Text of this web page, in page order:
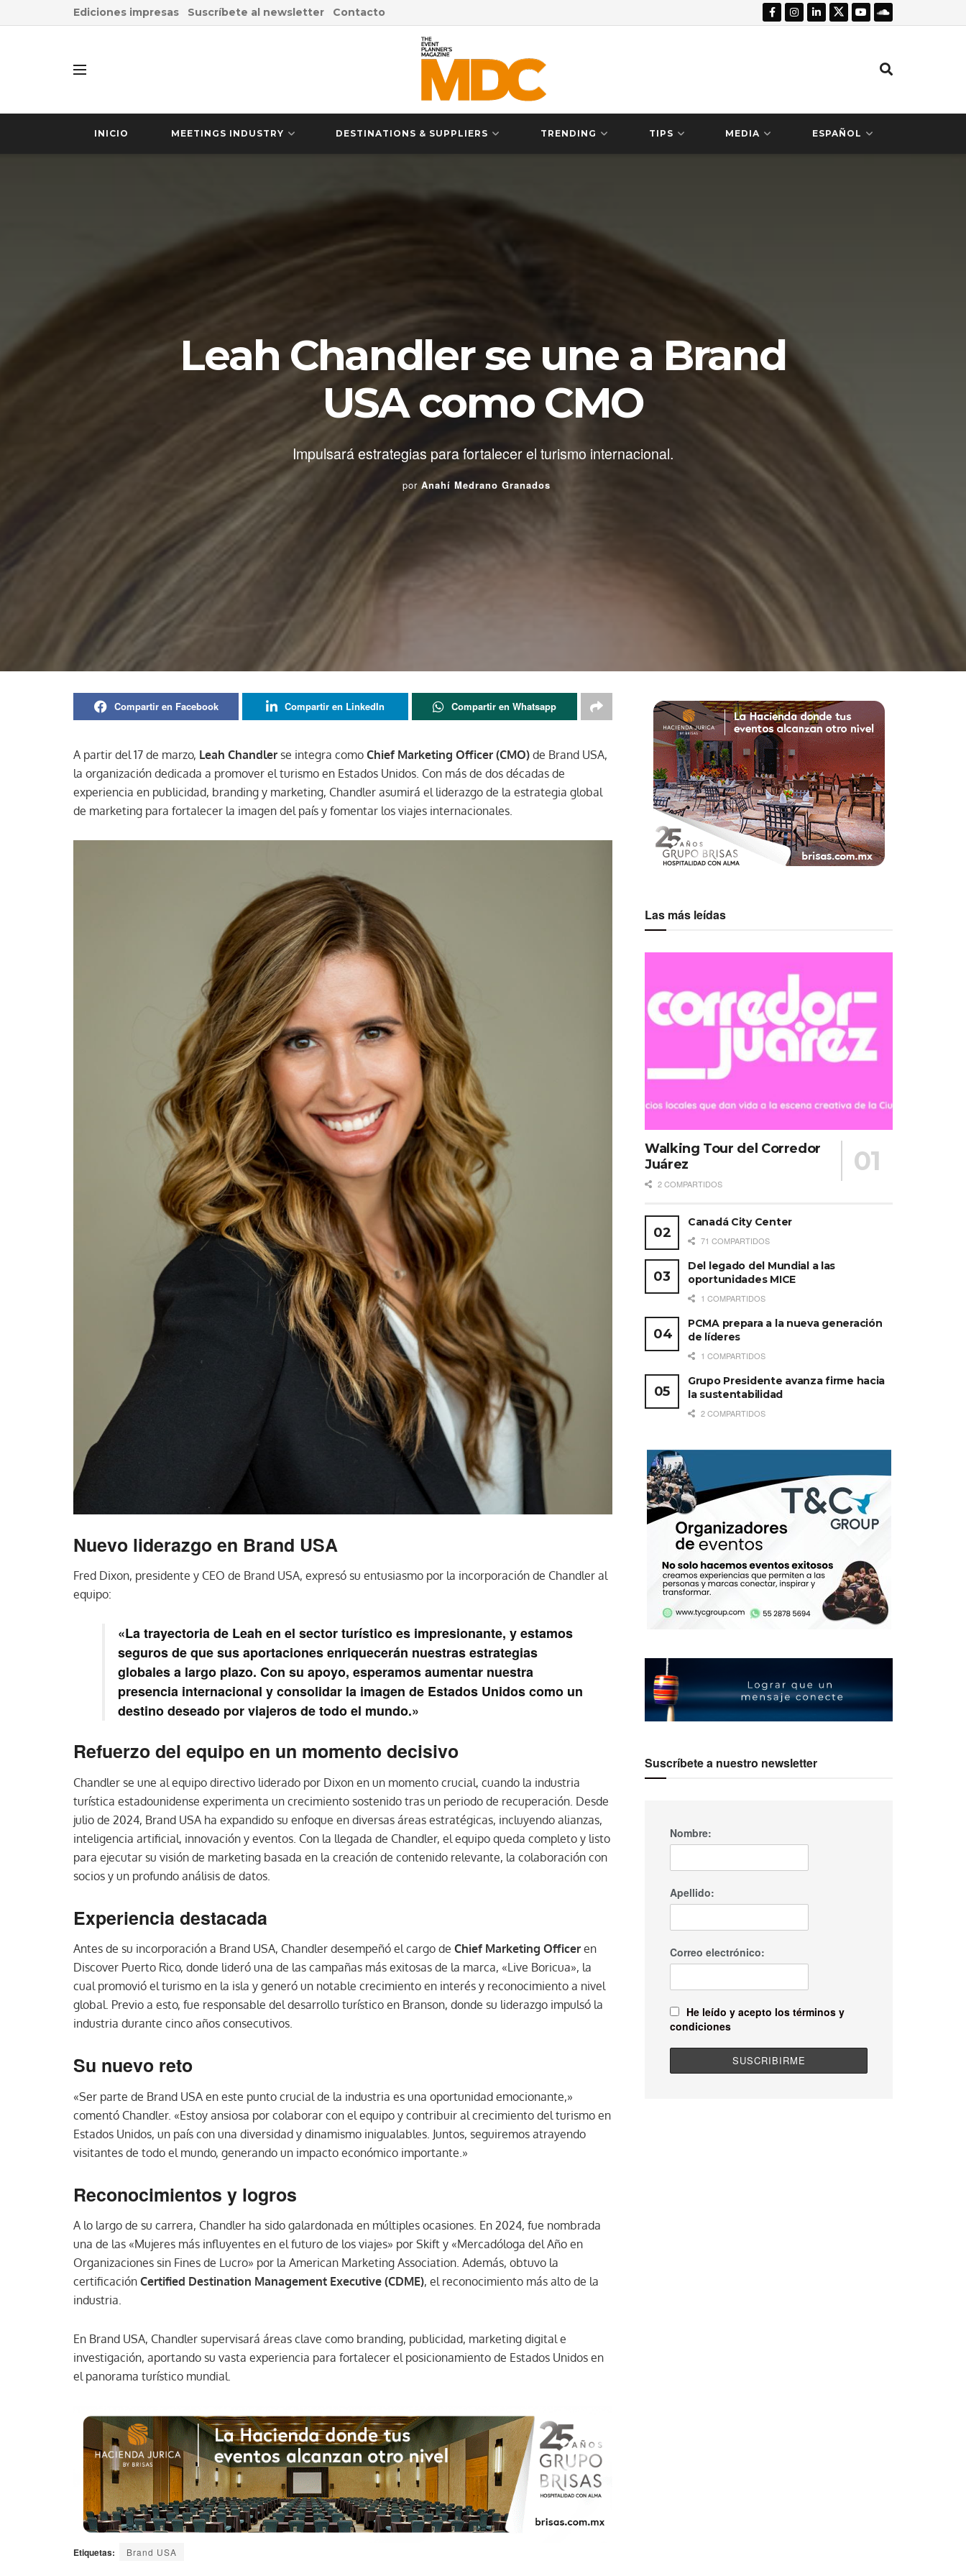
Ediciones impresas Suscríbete al newsletter Contacto
INICIO MEETINGS INDUSTRY DESTINATIONS & SUPPLIERS TRENDING TIPS MEDIA ESPAÑOL
Leah Chandler se une a Brand
USA como CMO
Impulsará estrategias para fortalecer el turismo internacional.
por Anahí Medrano Granados
Compartir en Facebook Compartir en LinkedIn Compartir en Whatsapp
A partir del 17 de marzo, Leah Chandler se integra como Chief Marketing Officer (CMO) de Brand USA,
la organización dedicada a promover el turismo en Estados Unidos. Con más de dos décadas de
experiencia en publicidad, branding y marketing, Chandler asumirá el liderazgo de la estrategia global
de marketing para fortalecer la imagen del país y fomentar los viajes internacionales.
Nuevo liderazgo en Brand USA
Fred Dixon, presidente y CEO de Brand USA, expresó su entusiasmo por la incorporación de Chandler al
equipo:
«La trayectoria de Leah en el sector turístico es impresionante, y estamos
seguros de que sus aportaciones enriquecerán nuestras estrategias
globales a largo plazo. Con su apoyo, esperamos aumentar nuestra
presencia internacional y consolidar la imagen de Estados Unidos como un
destino deseado por viajeros de todo el mundo.»
Refuerzo del equipo en un momento decisivo
Chandler se une al equipo directivo liderado por Dixon en un momento crucial, cuando la industria
turística estadounidense experimenta un crecimiento sostenido tras un periodo de recuperación. Desde
julio de 2024, Brand USA ha expandido su enfoque en diversas áreas estratégicas, incluyendo alianzas,
inteligencia artificial, innovación y eventos. Con la llegada de Chandler, el equipo queda completo y listo
para ejecutar su visión de marketing basada en la creación de contenido relevante, la colaboración con
socios y un profundo análisis de datos.
Experiencia destacada
Antes de su incorporación a Brand USA, Chandler desempeñó el cargo de Chief Marketing Officer en
Discover Puerto Rico, donde lideró una de las campañas más exitosas de la marca, «Live Boricua», la
cual promovió el turismo en la isla y generó un notable crecimiento en interés y reconocimiento a nivel
global. Previo a esto, fue responsable del desarrollo turístico en Branson, donde su liderazgo impulsó la
industria durante cinco años consecutivos.
Su nuevo reto
«Ser parte de Brand USA en este punto crucial de la industria es una oportunidad emocionante,»
comentó Chandler. «Estoy ansiosa por colaborar con el equipo y contribuir al crecimiento del turismo en
Estados Unidos, un país con una diversidad y dinamismo inigualables. Juntos, seguiremos atrayendo
visitantes de todo el mundo, generando un impacto económico importante.»
Reconocimientos y logros
A lo largo de su carrera, Chandler ha sido galardonada en múltiples ocasiones. En 2024, fue nombrada
una de las «Mujeres más influyentes en el futuro de los viajes» por Skift y «Mercadóloga del Año en
Organizaciones sin Fines de Lucro» por la American Marketing Association. Además, obtuvo la
certificación Certified Destination Management Executive (CDME), el reconocimiento más alto de la
industria.
En Brand USA, Chandler supervisará áreas clave como branding, publicidad, marketing digital e
investigación, aportando su vasta experiencia para fortalecer el posicionamiento de Estados Unidos en
el panorama turístico mundial.
Etiquetas: Brand USA
Las más leídas
Walking Tour del Corredor
Juárez
2 COMPARTIDOS
Canadá City Center
71 COMPARTIDOS
Del legado del Mundial a las
oportunidades MICE
1 COMPARTIDOS
PCMA prepara a la nueva generación
de líderes
1 COMPARTIDOS
Grupo Presidente avanza firme hacia
la sustentabilidad
2 COMPARTIDOS
Suscríbete a nuestro newsletter
Nombre:
Apellido:
Correo electrónico:
He leído y acepto los términos y
condiciones